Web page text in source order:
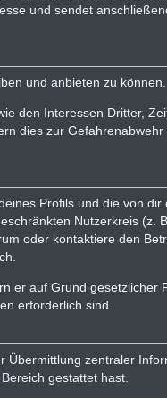
und sendet
und anbieten zu können.
den Interessen Dritter,
dies zur
Profils und die von dir
Nutzerkreis (z.
oder kontaktiere den
er auf Grund gesetzlicher
erforderlich sind.
Übermittlung zentraler
gestattet hast.